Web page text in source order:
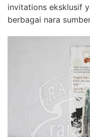
invitations eksklusif
berbagai nara